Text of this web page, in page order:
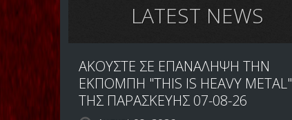
LATEST NEWS
ΑΚΟΥΣΤΕ ΣΕ ΕΠΑΝΑΛΗΨΗ ΤΗΝ
ΕΚΠΟΜΠΗ "THIS IS HEAVY METAL"
ΤΗΣ ΠΑΡΑΣΚΕΥΗΣ 07-08-26